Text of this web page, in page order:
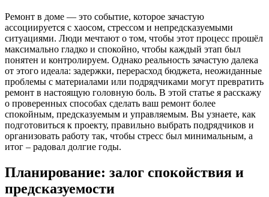
Ремонт в доме — это событие, которое зачастую
ассоциируется с хаосом, стрессом и непредсказуемыми
ситуациями. Люди мечтают о том, чтобы этот процесс прошёл
максимально гладко и спокойно, чтобы каждый этап был
понятен и контролируем. Однако реальность зачастую далека
от этого идеала: задержки, перерасход бюджета, неожиданные
проблемы с материалами или подрядчиками могут превратить
ремонт в настоящую головную боль. В этой статье я расскажу
о проверенных способах сделать ваш ремонт более
спокойным, предсказуемым и управляемым. Вы узнаете, как
подготовиться к проекту, правильно выбрать подрядчиков и
организовать работу так, чтобы стресс был минимальным, а
итог – радовал долгие годы.
Планирование: залог спокойствия и
предсказуемости